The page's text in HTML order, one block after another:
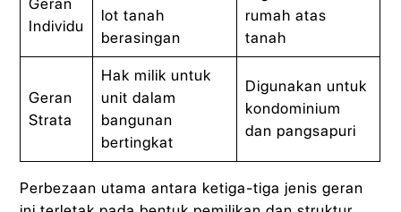
Individu
lot tanah
berasingan
rumah atas
tanah
Geran
Strata
Hak milik untuk
unit dalam
bangunan
bertingkat
Digunakan untuk
kondominium
dan pangsapuri
Perbezaan utama antara ketiga-tiga jenis geran